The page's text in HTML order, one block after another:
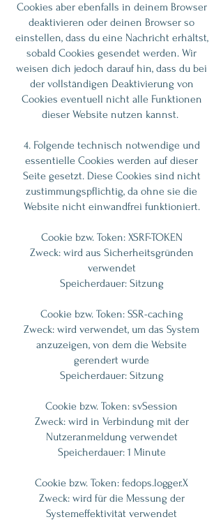
Cookies aber ebenfalls in deinem Browser
deaktivieren oder deinen Browser so
einstellen, dass du eine Nachricht erhältst,
sobald Cookies gesendet werden. Wir
weisen dich jedoch darauf hin, dass du bei
der vollständigen Deaktivierung von
Cookies eventuell nicht alle Funktionen
dieser Website nutzen kannst.
4. Folgende technisch notwendige und
essentielle Cookies werden auf dieser
Seite gesetzt. Diese Cookies sind nicht
zustimmungspflichtig, da ohne sie die
Website nicht einwandfrei funktioniert.
Cookie bzw. Token​​: XSRF-TOKEN
Zweck: wird aus Sicherheitsgründen
verwendet
Speicherdauer: Sitzung​
Cookie bzw. Token: SSR-caching
Zweck: wird verwendet, um das System
anzuzeigen, von dem die Website
gerendert wurde
Speicherdauer: Sitzung
Cookie bzw. Token: svSession
Zweck: wird in Verbindung mit der
Nutzeranmeldung verwendet
Speicherdauer: 1 Minute
Cookie bzw. Token: fedops.logger.X
Zweck: wird für die Messung der
Systemeffektivität verwendet